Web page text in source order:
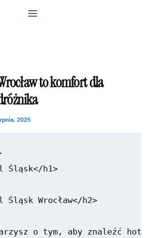
to komfort dla
2025
Śląsk</h1>
Śląsk Wrocław</h2>
o tym, aby znaleźć